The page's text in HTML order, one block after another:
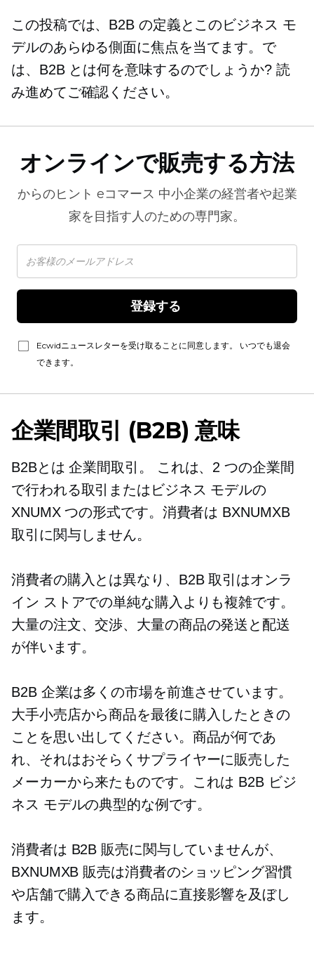
この投稿では、B2B の定義とこのビジネス モ
デルのあらゆる側面に焦点を当てます。で
は、B2B とは何を意味するのでしょうか? 読
み進めてご確認ください。
オンラインで販売する方法
からのヒント eコマース 中小企業の経営者や起業
家を目指す人のための専門家。
Ecwidニュースレターを受け取ることに同意します。 いつでも退会
できます。
企業間取引 (B2B) 意味
B2Bとは企業間取引。
これは、2 つの企業間
で行われる取引またはビジネス モデルの
XNUMX つの形式です。消費者は BXNUMXB
取引に関与しません。
消費者の購入とは異なり、B2B 取引はオンラ
イン ストアでの単純な購入よりも複雑です。
大量の注文、交渉、大量の商品の発送と配送
が伴います。
B2B 企業は多くの市場を前進させています。
大手小売店から商品を最後に購入したときの
ことを思い出してください。商品が何であ
れ、それはおそらくサプライヤーに販売した
メーカーから来たものです。これは B2B ビジ
ネス モデルの典型的な例です。
消費者は B2B 販売に関与していませんが、
BXNUMXB 販売は消費者のショッピング習慣
や店舗で購入できる商品に直接影響を及ぼし
ます。